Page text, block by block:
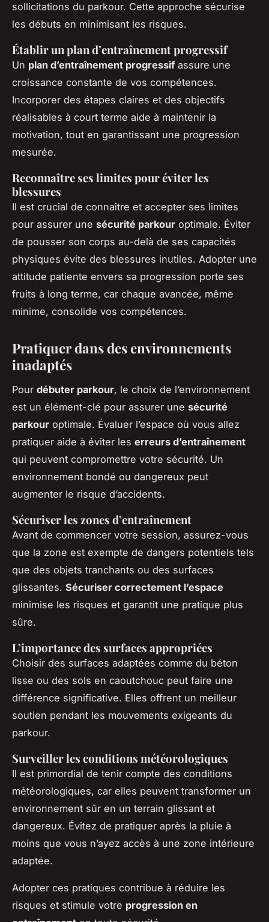
sollicitations du parkour. Cette approche sécurise
les débuts en minimisant les risques.
Établir un plan d’entraînement progressif
Un plan d’entraînement progressifassure une
croissance constante de vos compétences.
Incorporer des étapes claires et des objectifs
réalisables à court terme aide à maintenir la
motivation, tout en garantissant une progression
mesurée.
Reconnaître ses limites pour éviter les
blessures
Il est crucial de connaître et accepter ses limites
pour assurer une sécurité parkour optimale. Éviter
de pousser son corps au-delà de ses capacités
physiques évite des blessures inutiles. Adopter une
attitude patiente envers sa progression porte ses
fruits à long terme, car chaque avancée, même
minime, consolide vos compétences.
Pratiquer dans des environnements
inadaptés
Pour débuter parkour, le choix de l’environnement
est un élément-clé pour assurer une sécurité
parkour optimale. Évaluer l’espace où vous allez
pratiquer aide à éviter les erreurs d’entraînement
qui peuvent compromettre votre sécurité. Un
environnement bondé ou dangereux peut
augmenter le risque d’accidents.
Sécuriser les zones d’entraînement
Avant de commencer votre session, assurez-vous
que la zone est exempte de dangers potentiels tels
que des objets tranchants ou des surfaces
glissantes. Sécuriser correctement l’espace
minimise les risques et garantit une pratique plus
sûre.
L’importance des surfaces appropriées
Choisir des surfaces adaptées comme du béton
lisse ou des sols en caoutchouc peut faire une
différence significative. Elles offrent un meilleur
soutien pendant les mouvements exigeants du
parkour.
Surveiller les conditions météorologiques
Il est primordial de tenir compte des conditions
météorologiques, car elles peuvent transformer un
environnement sûr en un terrain glissant et
dangereux. Évitez de pratiquer après la pluie à
moins que vous n’ayez accès à une zone intérieure
adaptée.
Adopter ces pratiques contribue à réduire les
risques et stimule votre progression en